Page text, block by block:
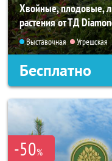
Хвойные, плодовые,
растения от ТД
Выставочная Угрешская
Бесплатно
-50%